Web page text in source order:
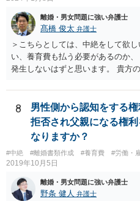
離婚・男女問題に強い弁護士
髙橋 俊太 弁護士
＞こちらとしては、中絶をして欲
い、養育費も払う必要があるのか
発生しないはずと思います。 貴方
すが、仮に貴方の子であれば、認
務も生じることになります。なお
に話し合って養育費の取り決めを
胎児を代理して）養育費を請求す
8
男性側から認知をする
拒否され父親になる権
なりますか？
#中絶 #離婚書類作成 #養育費 #労働・
2019年10月5日
離婚・男女問題に強い弁護士
野条 健人 弁護士